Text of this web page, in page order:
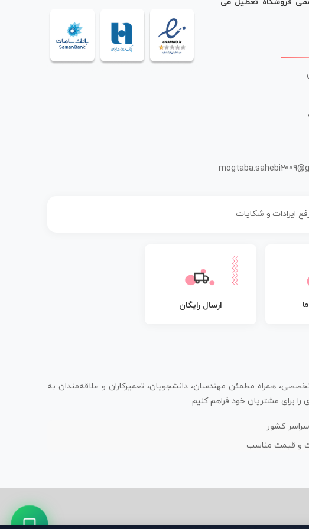
ایرادات و شکایات
ارسال رایگان
همراه مطمئن مهندسان، دانشجویان، تعمیرکاران و علاقه‌مندان به
برای مشتریان خود فراهم کنیم.
کشور
و قیمت مناسب